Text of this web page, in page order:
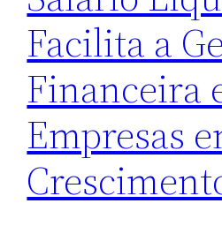
Facilita a
Financeira
Empresas